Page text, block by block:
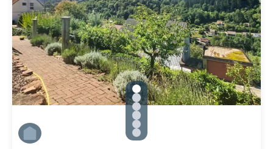
gallery.slide_selector
Zu Slide 1 wechseln
Zu Slide 2 wechseln
Zu Slide 3 wechseln
Zu Slide 4 wechseln
Zu Slide 5 wechseln
Zu Slide 6 wechseln